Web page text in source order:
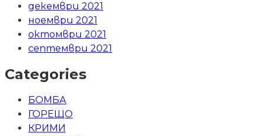
декември 2021
ноември 2021
октомври 2021
септември 2021
Categories
БОМБА
ГОРЕЩО
КРИМИ